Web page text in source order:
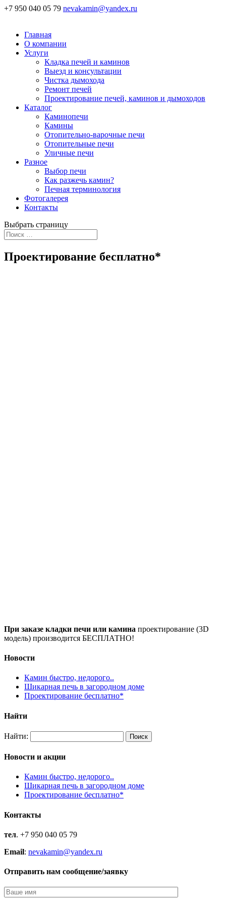
+7 950 040 05 79 nevakamin@yandex.ru
Главная
О компании
Услуги
Кладка печей и каминов
Выезд и консультации
Чистка дымохода
Ремонт печей
Проектирование печей, каминов и дымоходов
Каталог
Каминопечи
Камины
Отопительно-варочные печи
Отопительные печи
Уличные печи
Разное
Выбор печи
Как разжечь камин?
Печная терминология
Фотогалерея
Контакты
Выбрать страницу
Проектирование бесплатно*
При заказе кладки печи или камина проектирование (3D
модель) производится БЕСПЛАТНО!
Новости
Камин быстро, недорого..
Шикарная печь в загородном доме
Проектирование бесплатно*
Найти
Найти:
Новости и акции
Камин быстро, недорого..
Шикарная печь в загородном доме
Проектирование бесплатно*
Контакты
тел. +7 950 040 05 79
Email: nevakamin@yandex.ru
Отправить нам сообщение/заявку